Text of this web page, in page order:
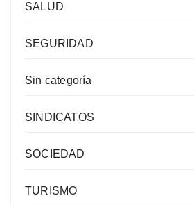
SALUD
SEGURIDAD
Sin categoría
SINDICATOS
SOCIEDAD
TURISMO